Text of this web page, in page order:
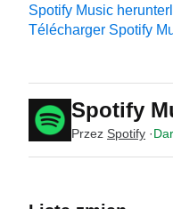
Spotify Music
Télécharger Spotify
Spotify
Przez Spotify